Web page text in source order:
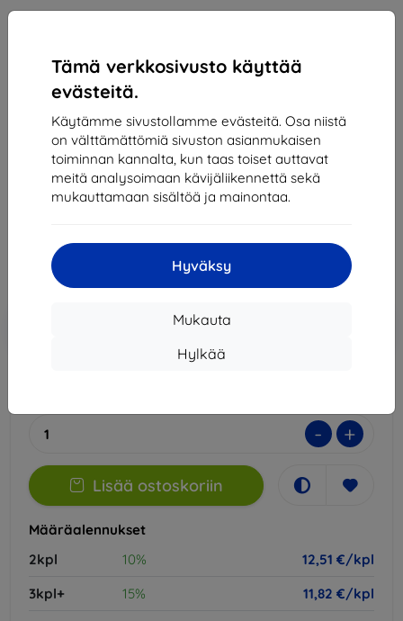
Tämä verkkosivusto käyttää
evästeitä.
Käytämme sivustollamme evästeitä. Osa niistä
on välttämättömiä sivuston asianmukaisen
toiminnan kannalta, kun taas toiset auttavat
meitä analysoimaan kävijäliikennettä sekä
mukauttamaan sisältöä ja mainontaa.
Hyväksy
Mukauta
Hylkää
3mk ARC+ Protective film for Vivo X200 Ultra
Vivo X200 Ultra
12,51 €
Hinta ilman ALV:tä
Alennus kupongilla
- +
Lisää ostoskoriin
Määräalennukset
2kpl
10%
12,51 €/kpl
3kpl+
15% 11,82 €/kpl